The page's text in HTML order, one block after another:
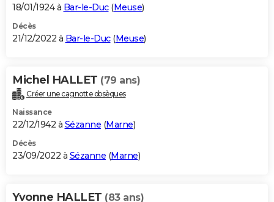
18/01/1924 à Bar-le-Duc(Meuse)
Décès
21/12/2022 à Bar-le-Duc(Meuse)
Michel HALLET (79 ans)
Créer une cagnotte obsèques
Naissance
22/12/1942 à Sézanne (Marne)
Décès
23/09/2022 à Sézanne (Marne)
Yvonne HALLET (83 ans)